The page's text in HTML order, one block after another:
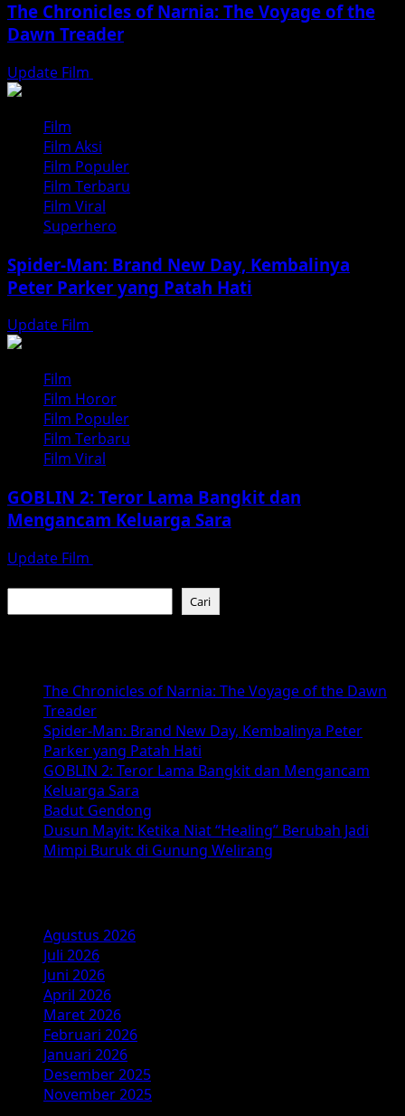
The Chronicles of Narnia: The Voyage of the
Dawn Treader
Update Film
Film
Film Aksi
Film Populer
Film Terbaru
Film Viral
Superhero
Spider-Man: Brand New Day, Kembalinya
Peter Parker yang Patah Hati
Update Film
Film
Film Horor
Film Populer
Film Terbaru
Film Viral
GOBLIN 2: Teror Lama Bangkit dan
Mengancam Keluarga Sara
Update Film
Cari
The Chronicles of Narnia: The Voyage of the Dawn
Treader
Spider-Man: Brand New Day, Kembalinya Peter
Parker yang Patah Hati
GOBLIN 2: Teror Lama Bangkit dan Mengancam
Keluarga Sara
Badut Gendong
Dusun Mayit: Ketika Niat “Healing” Berubah Jadi
Mimpi Buruk di Gunung Welirang
Agustus 2026
Juli 2026
Juni 2026
April 2026
Maret 2026
Februari 2026
Januari 2026
Desember 2025
November 2025